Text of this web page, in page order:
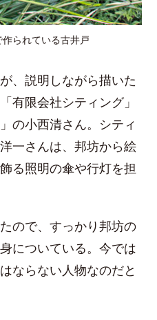
られている古井戸
、説明しながら描いた
有限会社シティング」
の小西清さん。シティ
一さんは、邦坊から絵
る照明の傘や行灯を担
ので、すっかり邦坊の
についている。今では
ならない人物なのだと